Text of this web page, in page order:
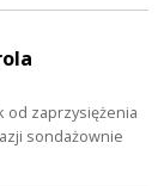
od zaprzysiężenia
sondażownie